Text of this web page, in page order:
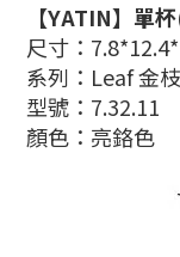
【YATIN】單
尺寸：
系列：Leaf 金
型號：7.32.11
顏色：亮鉻色